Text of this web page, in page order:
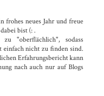
frohes neues Jahr und freue
bist (: .
"oberflächlich", sodass
einfach nicht zu finden sind.
Erfahrungsbericht kann
nach auch nur auf Blogs